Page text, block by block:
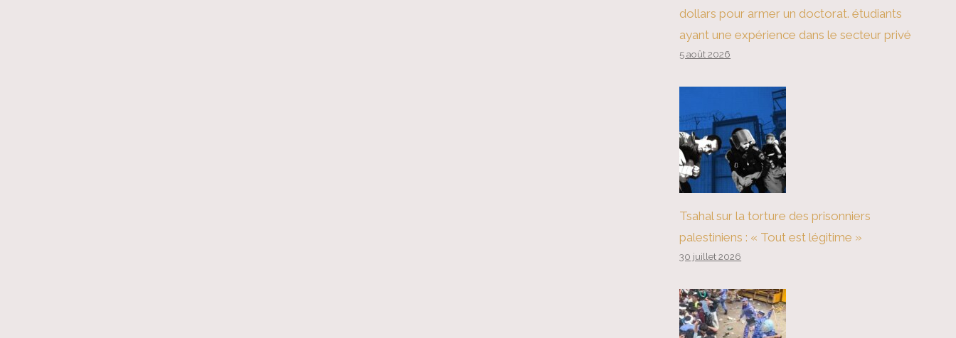
dollars pour armer un doctorat. étudiants
ayant une expérience dans le secteur privé
5 août 2026
Tsahal sur la torture des prisonniers
palestiniens : « Tout est légitime »
30 juillet 2026